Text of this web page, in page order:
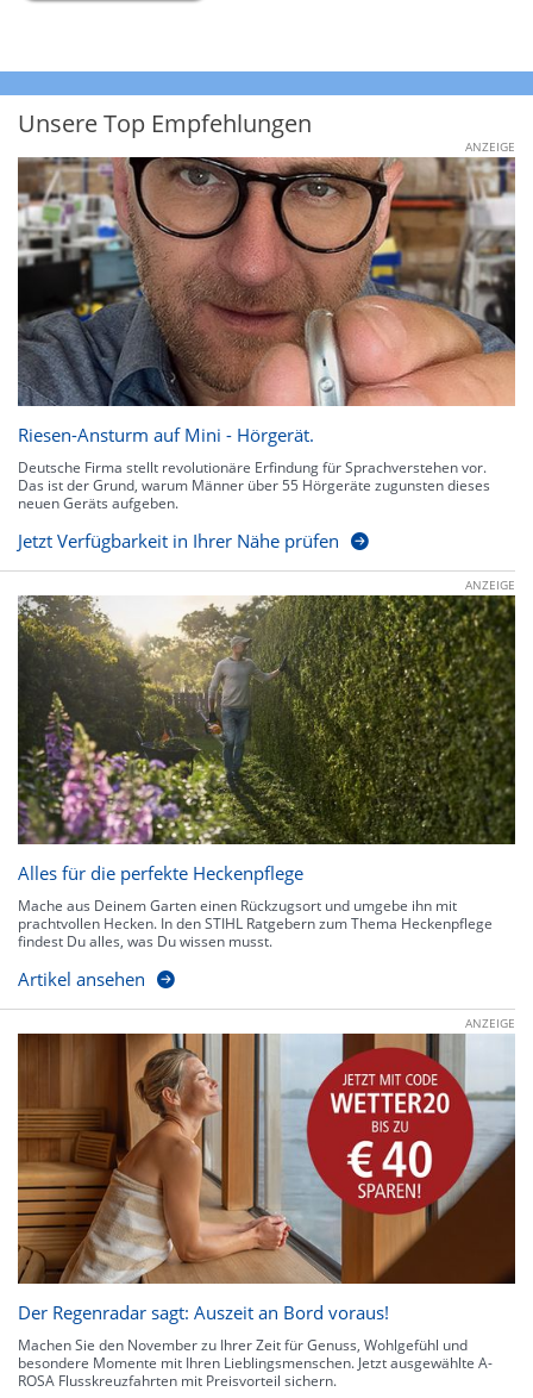
Unsere Top Empfehlungen
ANZEIGE
Riesen-Ansturm auf Mini - Hörgerät.
Deutsche Firma stellt revolutionäre Erfindung für Sprachverstehen vor.
Das ist der Grund, warum Männer über 55 Hörgeräte zugunsten dieses
neuen Geräts aufgeben.
Jetzt Verfügbarkeit in Ihrer Nähe prüfen
ANZEIGE
Alles für die perfekte Heckenpflege
Mache aus Deinem Garten einen Rückzugsort und umgebe ihn mit
prachtvollen Hecken. In den STIHL Ratgebern zum Thema Heckenpflege
findest Du alles, was Du wissen musst.
Artikel ansehen
ANZEIGE
Der Regenradar sagt: Auszeit an Bord voraus!
Machen Sie den November zu Ihrer Zeit für Genuss, Wohlgefühl und
besondere Momente mit Ihren Lieblingsmenschen. Jetzt ausgewählte A-
ROSA Flusskreuzfahrten mit Preisvorteil sichern.